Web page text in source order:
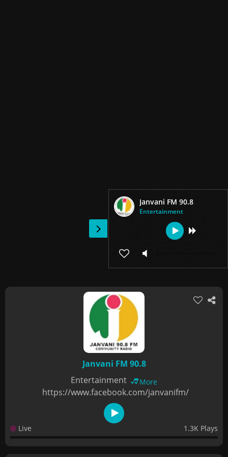
Janvani FM 90.8
Entertainment
Janvani FM 90.8
Entertainment
More
https://www.facebook.com/janvanifm/
Live 1.3K Plays